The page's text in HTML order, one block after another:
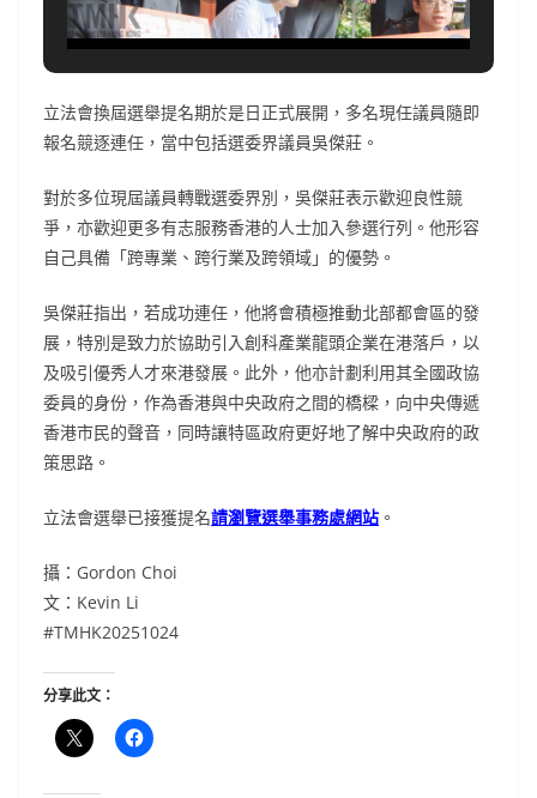
立法會換屆選舉提名期於是日正式展開，多名現任議員隨即
報名競逐連任，當中包括選委界議員吳傑莊。
對於多位現屆議員轉戰選委界別，吳傑莊表示歡迎良性競
爭，亦歡迎更多有志服務香港的人士加入參選行列。他形容
自己具備「跨專業、跨行業及跨領域」的優勢。
吳傑莊指出，若成功連任，他將會積極推動北部都會區的發
展，特別是致力於協助引入創科產業龍頭企業在港落戶，以
及吸引優秀人才來港發展。此外，他亦計劃利用其全國政協
委員的身份，作為香港與中央政府之間的橋樑，向中央傳遞
香港市民的聲音，同時讓特區政府更好地了解中央政府的政
策思路。
立法會選舉已接獲提名請瀏覽選舉事務處網站 。
攝：Gordon Choi
文：Kevin Li
#TMHK20251024
分享此文：